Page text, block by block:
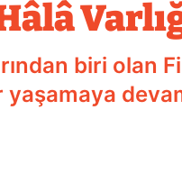
biri olan
yaşamaya